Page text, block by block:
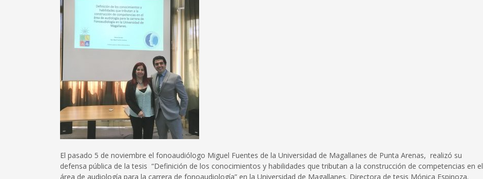
El pasado 5 de noviembre el fonoaudiólogo Miguel Fuentes de la Universidad de Magallanes de Punta Arenas, realizó su
defensa pública de la tesis “Definición de los conocimientos y habilidades que tributan a la construcción de competencias en el
área de audiología para la carrera de fonoaudiología” en la Universidad de Magallanes. Directora de tesis Mónica Espinoza.